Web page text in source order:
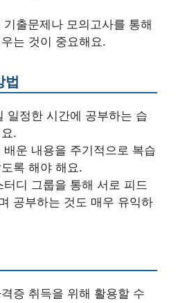
기출문제나 모의고사를 통해
는 것이 중요해요.
법
일정한 시간에 공부하는 습
.
배운 내용을 주기적으로 복습
록 해야 해요.
터디 그룹을 통해 서로 피드
공부하는 것도 매우 유익하
증 취득을 위해 활용할 수